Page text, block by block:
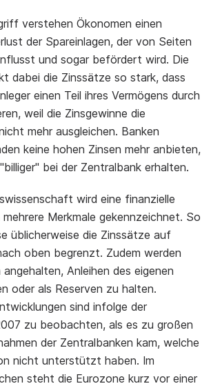
verstehen Ökonomen einen
der Spareinlagen, der von Seiten
und sogar befördert wird. Die
dabei die Zinssätze so stark, dass
einen Teil ihres Vermögens durch
weil die Zinsgewinne die
mehr ausgleichen. Banken
keine hohen Zinsen mehr anbieten,
bei der Zentralbank erhalten.
wird eine finanzielle
Merkmale gekennzeichnet. So
üblicherweise die Zinssätze auf
oben begrenzt. Zudem werden
Anleihen des eigenen
oder als Reserven zu halten.
sind infolge der
zu beobachten, als es zu großen
der Zentralbanken kam, welche
nicht unterstützt haben. Im
steht die Eurozone kurz vor einer